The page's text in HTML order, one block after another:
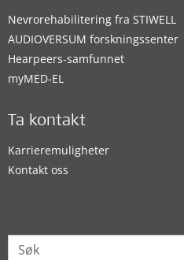
Nevrorehabilitering fra STIWELL
AUDIOVERSUM forskningssenter
Hearpeers-samfunnet
myMED‑EL
Ta kontakt
Karrieremuligheter
Kontakt oss